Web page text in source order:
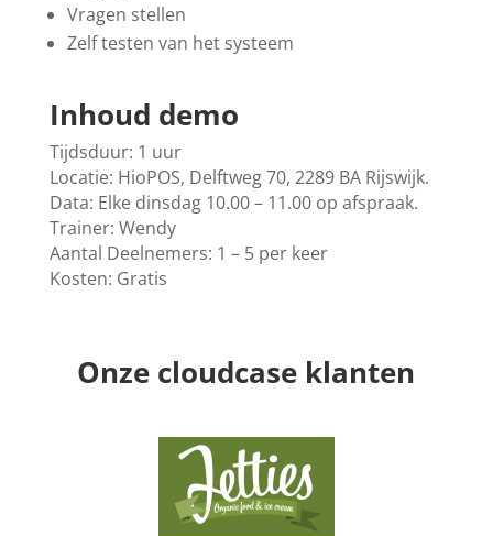
Vragen stellen
Zelf testen van het systeem
Inhoud demo
Tijdsduur: 1 uur
Locatie: HioPOS, Delftweg 70, 2289 BA Rijswijk.
Data: Elke dinsdag 10.00 – 11.00 op afspraak.
Trainer: Wendy
Aantal Deelnemers: 1 – 5 per keer
Kosten: Gratis
Onze cloudcase klanten